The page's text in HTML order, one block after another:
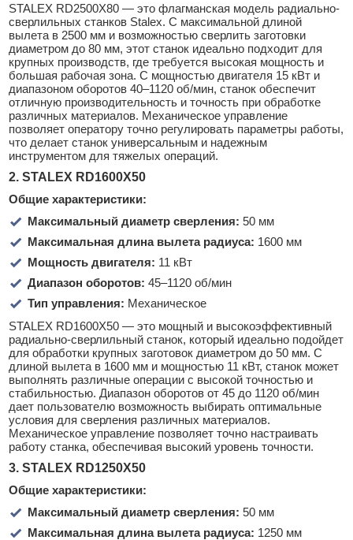
STALEX RD2500X80 — это флагманская модель радиально-
сверлильных станков Stalex. С максимальной длиной
вылета в 2500 мм и возможностью сверлить заготовки
диаметром до 80 мм, этот станок идеально подходит для
крупных производств, где требуется высокая мощность и
большая рабочая зона. С мощностью двигателя 15 кВт и
диапазоном оборотов 40–1120 об/мин, станок обеспечит
отличную производительность и точность при обработке
различных материалов. Механическое управление
позволяет оператору точно регулировать параметры работы,
что делает станок универсальным и надежным
инструментом для тяжелых операций.
2. STALEX RD1600X50
Общие характеристики:
Максимальный диаметр сверления: 50 мм
Максимальная длина вылета радиуса: 1600 мм
Мощность двигателя: 11 кВт
Диапазон оборотов: 45–1120 об/мин
Тип управления: Механическое
STALEX RD1600X50 — это мощный и высокоэффективный
радиально-сверлильный станок, который идеально подойдет
для обработки крупных заготовок диаметром до 50 мм. С
длиной вылета в 1600 мм и мощностью 11 кВт, станок может
выполнять различные операции с высокой точностью и
стабильностью. Диапазон оборотов от 45 до 1120 об/мин
дает пользователю возможность выбирать оптимальные
условия для сверления различных материалов.
Механическое управление позволяет точно настраивать
работу станка, обеспечивая высокий уровень точности.
3. STALEX RD1250X50
Общие характеристики:
Максимальный диаметр сверления: 50 мм
Максимальная длина вылета радиуса: 1250 мм